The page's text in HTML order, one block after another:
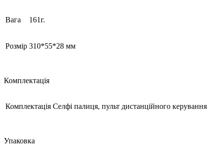
Вага 161г.
Розмір 310*55*28 мм
Комплектація
Комплектація Селфі палиця, пульт дистанційного керування
Упаковка